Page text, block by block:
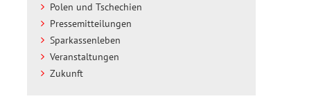
Polen und Tschechien
Pressemitteilungen
Sparkassenleben
Veranstaltungen
Zukunft